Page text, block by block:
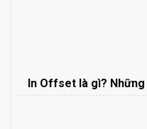
In Offset là gì?